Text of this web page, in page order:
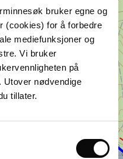
bruker egne og
(cookies) for å forbedre
mediefunksjoner og
Vi bruker
på
Utover nødvendige
tillater.